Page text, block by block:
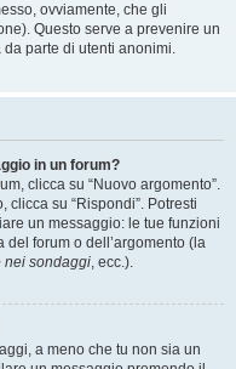
ovviamente, che gli
Questo serve a prevenire un
parte di utenti anonimi.
in un forum?
clicca su “Nuovo argomento”.
su “Rispondi”. Potresti
un messaggio: le tue funzioni
forum o dell’argomento (la
nei sondaggi, ecc.).
a meno che tu non sia un